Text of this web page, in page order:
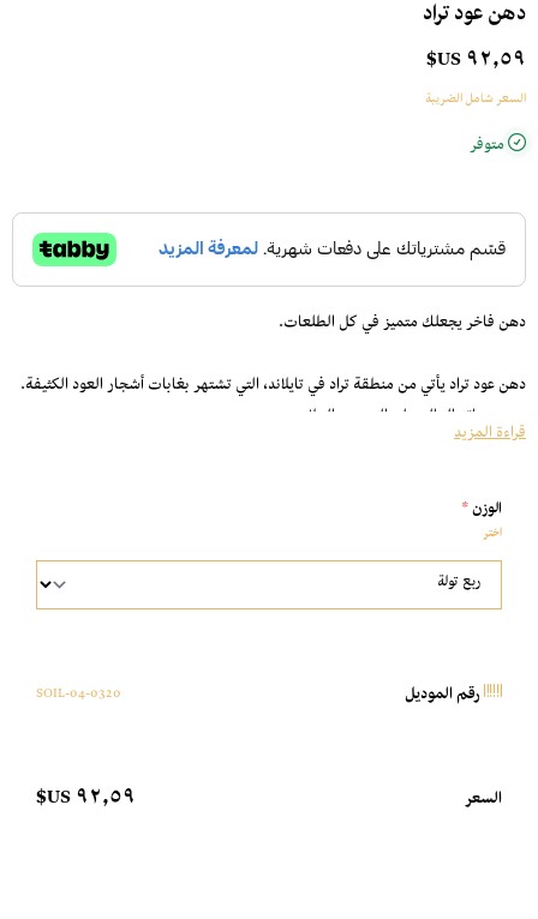
دهن عود تراد
٩٢٫٥٩ US$
السعر شامل الضريبة
متوفر
دهن فاخر يجعلك متميز في كل الطلعات.
دهن عود تراد يأتي من منطقة تراد في تايلاند، التي تشتهر بغابات أشجار العود الكثيفة.
يتميز بثباته العالي على الجسم والملابس.
آمن للإستخدام على الملابس والجسم.
جرب رائحة التميز والأناقة واحصل على دهن عود تراد الملكي الآن.
استكشف المزيد من أنواع الدهن الفاخرة الآن
دهن عود هندي.
قراءة المزيد
الوزن*
اختر
رقم الموديل 0320-SOIL-04
السعر ٩٢٫٥٩ US$